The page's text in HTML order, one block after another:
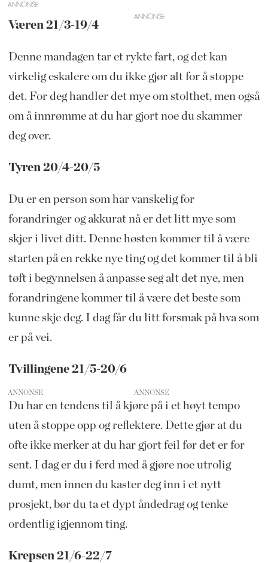
ANNONSE
Væren 21/3-19/4
Denne mandagen tar et rykte fart, og det kan
virkelig eskalere om du ikke gjør alt for å stoppe
det. For deg handler det mye om stolthet, men også
om å innrømme at du har gjort noe du skammer
deg over.
Tyren 20/4-20/5
Du er en person som har vanskelig for
forandringer og akkurat nå er det litt mye som
skjer i livet ditt. Denne høsten kommer til å være
starten på en rekke nye ting og det kommer til å bli
tøft i begynnelsen å anpasse seg alt det nye, men
forandringene kommer til å være det beste som
kunne skje deg. I dag får du litt forsmak på hva som
er på vei.
Tvillingene 21/5-20/6
ANNONSE
Du har en tendens til å kjøre på i et høyt tempo
uten å stoppe opp og reflektere. Dette gjør at du
ofte ikke merker at du har gjort feil før det er for
sent. I dag er du i ferd med å gjøre noe utrolig
dumt, men innen du kaster deg inn i et nytt
prosjekt, bør du ta et dypt åndedrag og tenke
ordentlig igjennom ting.
Krepsen 21/6-22/7